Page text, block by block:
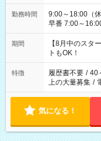
勤務時間
9:00～18:00（休憩60分） ■ご希望があ
早番 7:00～16:00
と休みを合わせ
「できれば残
ね。 ※Wワーク希望の方へ 今ご覧のお仕事で希望する勤務時間
と、もう1つの
合は応募できま
期間
【8月中のスタ
トもOK！
特徴 履歴書不要 / 40
上の大量募集 /
気になる！